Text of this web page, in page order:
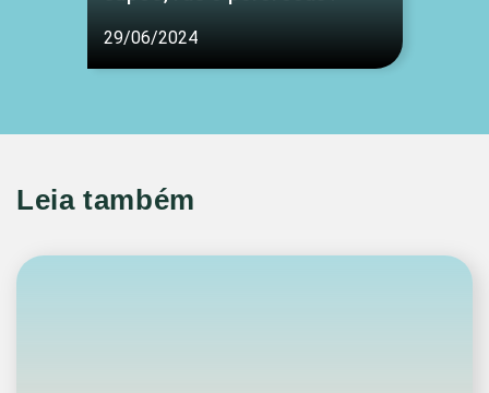
29/06/2024
Leia também